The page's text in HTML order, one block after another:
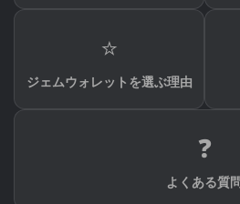
⭐
ジェムウォレットを選ぶ理由
❓
よくある質